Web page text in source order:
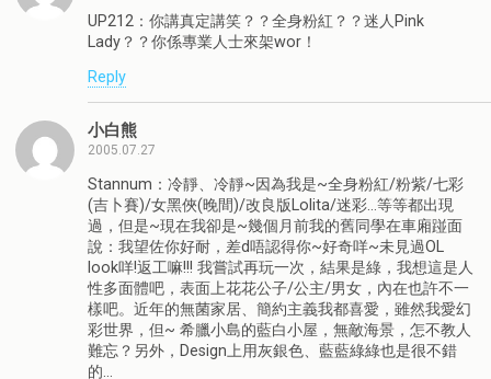
UP212：你講真定講笑？？全身粉紅？？迷人Pink
Lady？？你係專業人士來架wor！
Reply
小白熊
2005.07.27
Stannum：冷靜、冷靜~因為我是~全身粉紅/粉紫/七彩
(吉卜賽)/女黑俠(晚間)/改良版Lolita/迷彩…等等都出現
過，但是~現在我卻是~幾個月前我的舊同學在車廂踫面
說：我望佐你好耐，差d唔認得你~好奇咩~未見過OL
look咩!返工嘛!!! 我嘗試再玩一次，結果是綠，我想這是人
性多面體吧，表面上花花公子/公主/男女，內在也許不一
樣吧。近年的無菌家居、簡約主義我都喜愛，雖然我愛幻
彩世界，但~ 希臘小島的藍白小屋，無敵海景，怎不教人
難忘？另外，Design上用灰銀色、藍藍綠綠也是很不錯
的…